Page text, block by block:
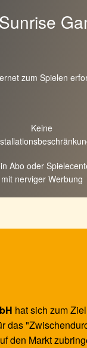
zum Spielen
Keine
Abo oder
mit nerviger Werbung
hat sich zum
das
den Markt